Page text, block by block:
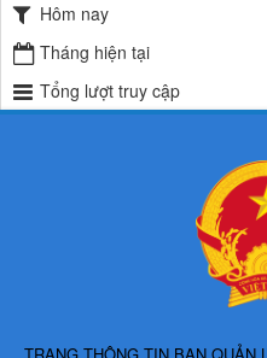
Hôm nay
Tháng hiện tại
Tổng lượt truy cập